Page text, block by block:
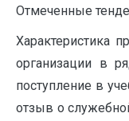
Отмеченные
Характеристика
организации в
поступление в
отзыв о